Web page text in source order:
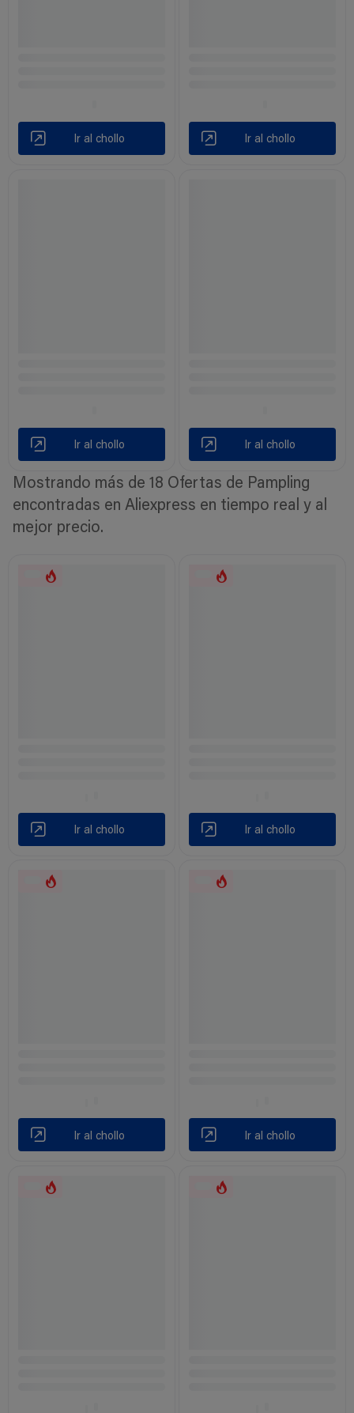
Ir al chollo Ir al chollo
Ir al chollo Ir al chollo
Mostrando más de 18 Ofertas de Pampling
encontradas en Aliexpress en tiempo real y al
mejor precio.
Ir al chollo Ir al chollo
Ir al chollo Ir al chollo